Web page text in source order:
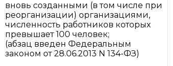
вновь созданными (в том числе при
реорганизации) организациями,
численность работников которых
превышает 100 человек;
(абзац введен Федеральным
законом от 28.06.2013 N 134-ФЗ)